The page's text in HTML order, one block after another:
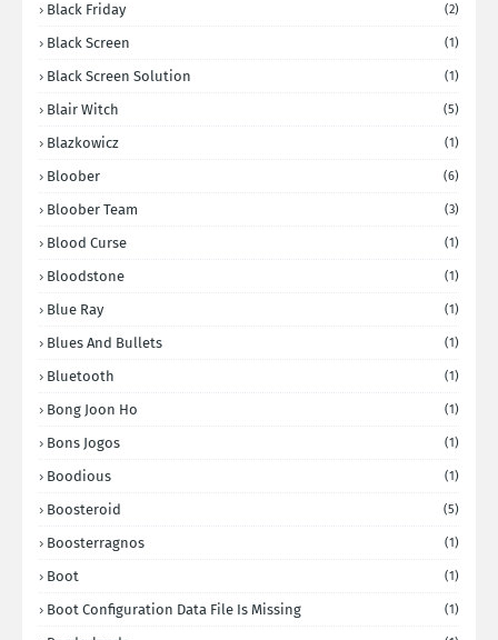
Black Friday (2)
Black Screen (1)
Black Screen Solution (1)
Blair Witch (5)
Blazkowicz (1)
Bloober (6)
Bloober Team (3)
Blood Curse (1)
Bloodstone (1)
Blue Ray (1)
Blues And Bullets (1)
Bluetooth (1)
Bong Joon Ho (1)
Bons Jogos (1)
Boodious (1)
Boosteroid (5)
Boosterragnos (1)
Boot (1)
Boot Configuration Data File Is Missing (1)